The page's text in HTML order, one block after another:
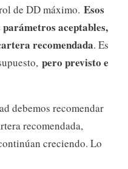
de DD máximo. Esos
aceptables,
recomendada. Es
pero previsto e
debemos recomendar
recomendada,
creciendo. Lo